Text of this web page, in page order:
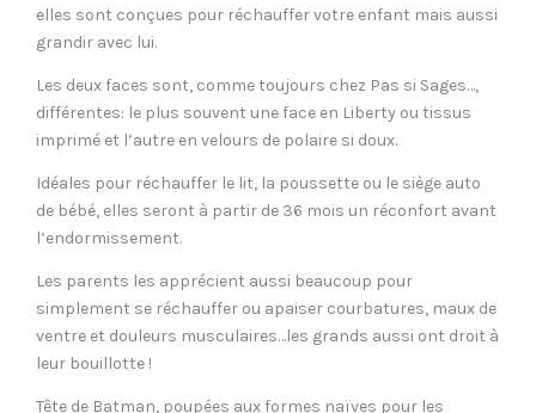
elles sont conçues pour réchauffer votre enfant mais aussi
grandir avec lui.
Les deux faces sont, comme toujours chez Pas si Sages…,
différentes: le plus souvent une face en Liberty ou tissus
imprimé et l’autre en velours de polaire si doux.
Idéales pour réchauffer le lit, la poussette ou le siège auto
de bébé, elles seront à partir de 36 mois un réconfort avant
l’endormissement.
Les parents les apprécient aussi beaucoup pour
simplement se réchauffer ou apaiser courbatures, maux de
ventre et douleurs musculaires…les grands aussi ont droit à
leur bouillotte !
Tête de Batman, poupées aux formes naïves pour les